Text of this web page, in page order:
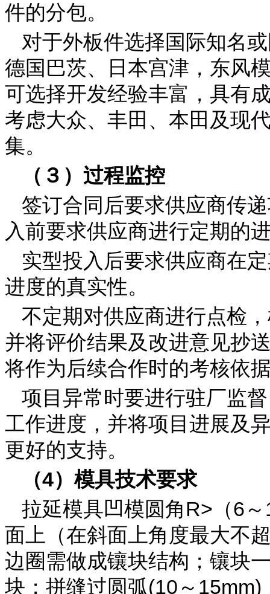
件的分包。
对于外板件选择国际知名
德国巴茨、日本宫津，东风
可选择开发经验丰富，具有
考虑大众、丰田、本田及现
集。
（３）过程监控
签订合同后要求供应商传
入前要求供应商进行定期的
实型投入后要求供应商在
进度的真实性。
不定期对供应商进行点检
并将评价结果及改进意见抄
将作为后续合作时的考核依
项目异常时要进行驻厂监
工作进度，并将项目进展及
更好的支持。
（4）模具技术要求
拉延模具凹模圆角R>（6
面上（在斜面上角度最大不
边圈需做成镶块结构；镶块
块；拼缝过圆弧(10～